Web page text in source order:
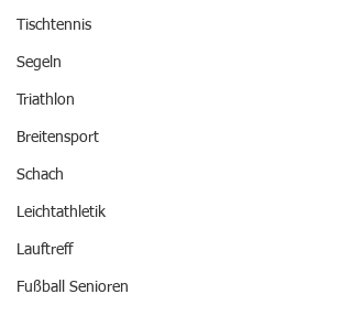
Tischtennis
Segeln
Triathlon
Breitensport
Schach
Leichtathletik
Lauftreff
Fußball Senioren